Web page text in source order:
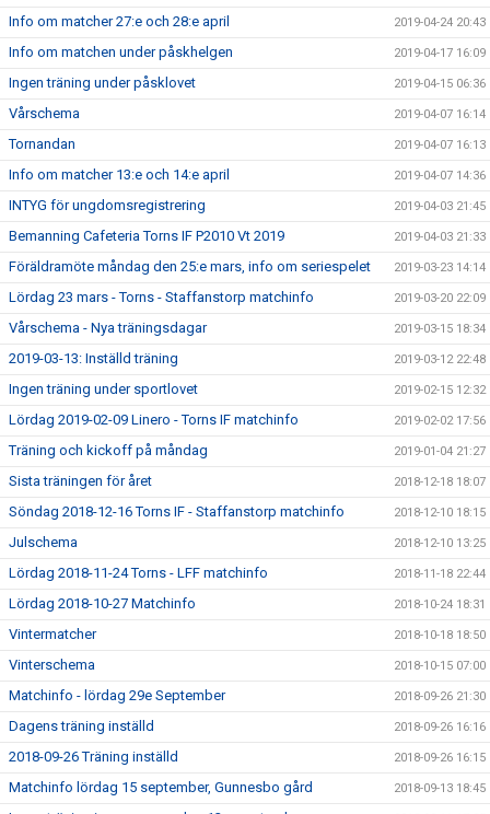
Info om matcher 27:e och 28:e april 2019-04-24 20:43
Info om matchen under påskhelgen 2019-04-17 16:09
Ingen träning under påsklovet 2019-04-15 06:36
Vårschema 2019-04-07 16:14
Tornandan 2019-04-07 16:13
Info om matcher 13:e och 14:e april 2019-04-07 14:36
INTYG för ungdomsregistrering 2019-04-03 21:45
Bemanning Cafeteria Torns IF P2010 Vt 2019 2019-04-03 21:33
Föräldramöte måndag den 25:e mars, info om seriespelet 2019-03-23 14:14
Lördag 23 mars - Torns - Staffanstorp matchinfo 2019-03-20 22:09
Vårschema - Nya träningsdagar 2019-03-15 18:34
2019-03-13: Inställd träning 2019-03-12 22:48
Ingen träning under sportlovet 2019-02-15 12:32
Lördag 2019-02-09 Linero - Torns IF matchinfo 2019-02-02 17:56
Träning och kickoff på måndag 2019-01-04 21:27
Sista träningen för året 2018-12-18 18:07
Söndag 2018-12-16 Torns IF - Staffanstorp matchinfo 2018-12-10 18:15
Julschema 2018-12-10 13:25
Lördag 2018-11-24 Torns - LFF matchinfo 2018-11-18 22:44
Lördag 2018-10-27 Matchinfo 2018-10-24 18:31
Vintermatcher 2018-10-18 18:50
Vinterschema 2018-10-15 07:00
Matchinfo - lördag 29e September 2018-09-26 21:30
Dagens träning inställd 2018-09-26 16:16
2018-09-26 Träning inställd 2018-09-26 16:15
Matchinfo lördag 15 september, Gunnesbo gård 2018-09-13 18:45